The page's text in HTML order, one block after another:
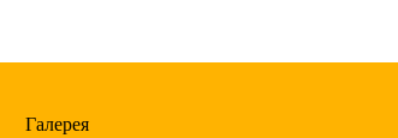
Галерея